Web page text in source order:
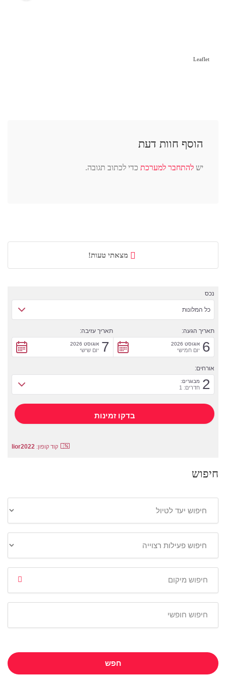
Leaflet
הוסף חוות דעת
יש להתחבר למערכת כדי לכתוב תגובה.
מצאתי טעות!
נכס
כל המלונות
תאריך הגעה:
6 אוגוסט 2026
יום חמישי
תאריך עזיבה:
7 אוגוסט 2026
יום שישי
אורחים:
2 מבוגרים:
חדרים: 1
קוד קופון: lior2022
חיפוש
חפש